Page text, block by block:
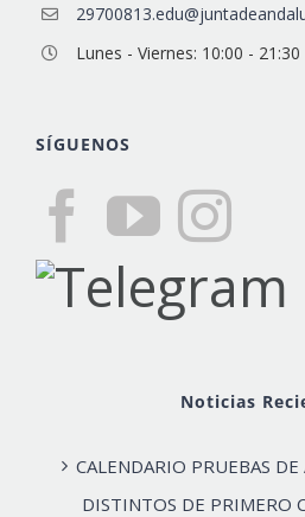
Lunes - Viernes: 10:00 - 21:30
SÍGUENOS
Noticias
CALENDARIO PRUEBAS DE
DISTINTOS DE PRIMERO